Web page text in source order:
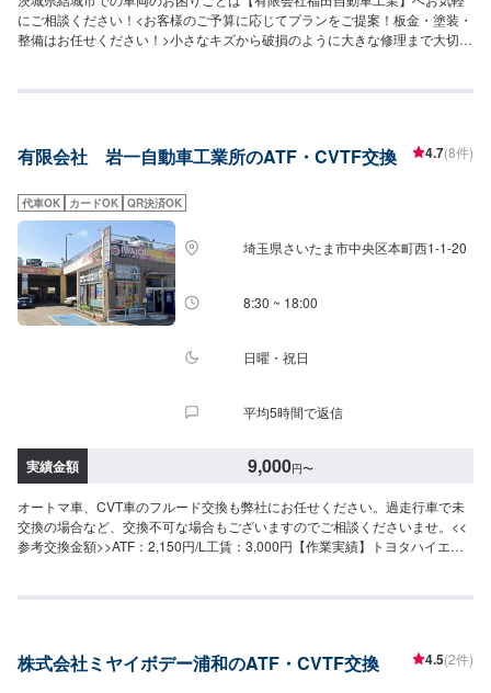
にご相談ください！<お客様のご予算に応じてプランをご提案！板金・塗装・
整備はお任せください！>小さなキズから破損のように大きな修理まで大切な
きし、最適な施工方法をご提案しますので、お気軽にお問い合わせ下さい。
～2日程度で納車となります。(要相談)納期は前後する場合がございます。予
業中は代車をご利用ください。※代車の燃料代はお客様にご負担いただいてお
ります。-----ご来店時の注意、受付方法-----入庫の際はお気をつけてお越しく
ださい。駐車スペースは事務所前の空いているスペースに駐車してくださ
い。受付はスタッフへ「メンテモで予約しました」とお伝えください。ご案
内いたします。【定休日・営業時間】定休日：日曜、祝日営業時間：
8:00~18:00
有限会社 岩一自動車工業所のATF・CVTF交換 4.7(8件)
代車OK カードOK QR決済OK
埼玉県さいたま市中央区本町西1-1-20
8:30 ~ 18:00
日曜・祝日
平均5時間で返信
実績金額 9,000円〜
オートマ車、CVT車のフルード交換も弊社にお任せください。過走行車で未
交換の場合など、交換不可な場合もございますのでご相談くださいませ。<<
参考交換金額>>ATF：2,150円/L工賃：3,000円【作業実績】トヨタハイエー
す！軽自動車からトラックまで、幅広い車種に対応しております。お見積も
ます。お車の修理・整備の際も安心してご依頼くださいませ。<<無料の代車
株式会社ミヤイボデー浦和のATF・CVTF交換 4.5(2件)